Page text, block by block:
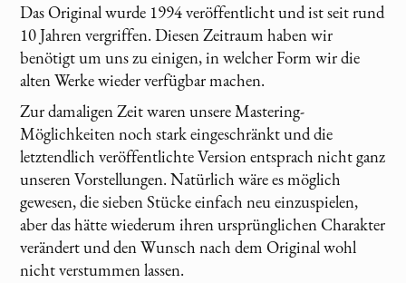
Das Original wurde 1994 veröffentlicht und ist seit rund
10 Jahren vergriffen. Diesen Zeitraum haben wir
benötigt um uns zu einigen, in welcher Form wir die
alten Werke wieder verfügbar machen.
Zur damaligen Zeit waren unsere Mastering-
Möglichkeiten noch stark eingeschränkt und die
letztendlich veröffentlichte Version entsprach nicht ganz
unseren Vorstellungen. Natürlich wäre es möglich
gewesen, die sieben Stücke einfach neu einzuspielen,
aber das hätte wiederum ihren ursprünglichen Charakter
verändert und den Wunsch nach dem Original wohl
nicht verstummen lassen.